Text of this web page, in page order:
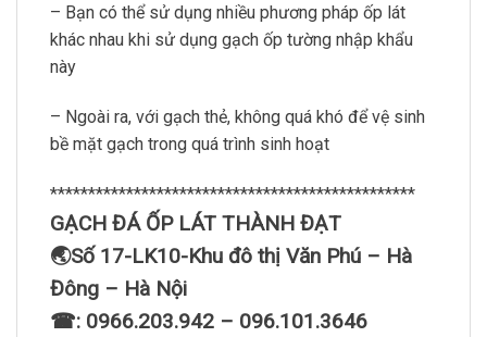
– Bạn có thể sử dụng nhiều phương pháp ốp lát
khác nhau khi sử dụng gạch ốp tường nhập khẩu
này
– Ngoài ra, với gạch thẻ, không quá khó để vệ sinh
bề mặt gạch trong quá trình sinh hoạt
************************************************
GẠCH ĐÁ ỐP LÁT THÀNH ĐẠT
🌏Số 17-LK10-Khu đô thị Văn Phú – Hà
Đông – Hà Nội
☎: 0966.203.942 – 096.101.3646